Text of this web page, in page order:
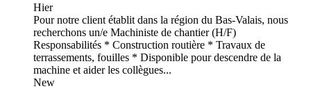
Hier
Pour notre client établit dans la région du Bas-Valais, nous
recherchons un/e Machiniste de chantier (H/F)
Responsabilités * Construction routière * Travaux de
terrassements, fouilles * Disponible pour descendre de la
machine et aider les collègues...
New